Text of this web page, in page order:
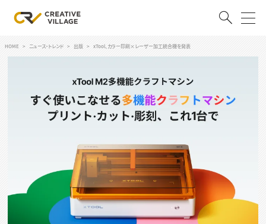
クリエイター求人を探す
CREATIVE JOB求人検索
特集求人
採用説明会
転職支援サービス
CONTENTS
スキルアップしたい！
HOME ニュース・トレンド 出版 xTool、カラー印刷×レーザー加工統合機を発表